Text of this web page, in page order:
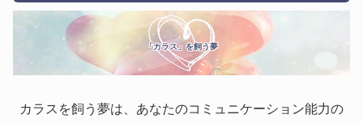
「カラス」を飼う夢
カラスを飼う夢は、あなたのコミュニケーション能力の